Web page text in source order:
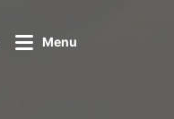
Menu